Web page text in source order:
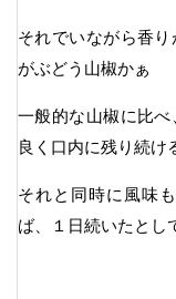
それでいながら香
がぶどう山椒かぁ
一般的な山椒に比
良く口内に残り続け
それと同時に風味
ば、１日続いたとし